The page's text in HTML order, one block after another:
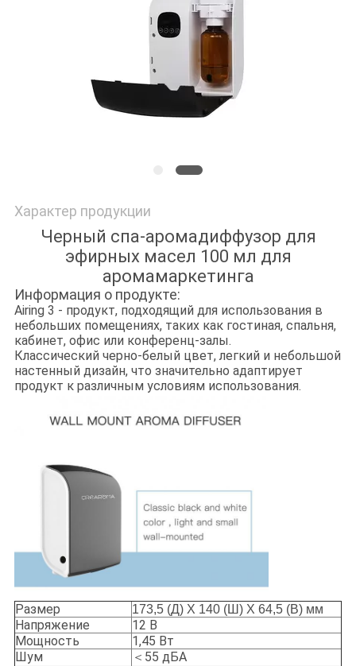
КОНФИДЕНЦИАЛЬНОСТИ
Характер продукции
Черный спа-аромадиффузор для
эфирных масел 100 мл для
аромамаркетинга
Информация о продукте:
Airing 3 - продукт, подходящий для использования в
небольших помещениях, таких как гостиная, спальня,
кабинет, офис или конференц-залы.
Классический черно-белый цвет, легкий и небольшой
настенный дизайн, что значительно адаптирует
продукт к различным условиям использования.
Размер 173,5 (Д) X 140 (Ш) X 64,5 (В) мм
Напряжение
12 В
Мощность
1,45 Вт
Шум
＜55 дБА